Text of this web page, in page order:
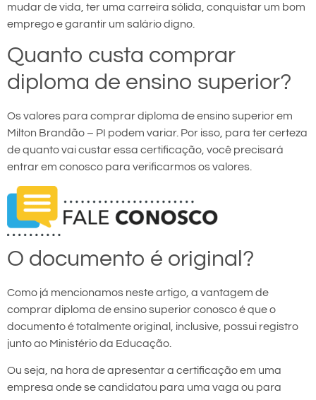
mudar de vida, ter uma carreira sólida, conquistar um bom
emprego e garantir um salário digno.
Quanto custa comprar
diploma de ensino superior?
Os valores para comprar diploma de ensino superior em
Milton Brandão – PI podem variar. Por isso, para ter certeza
de quanto vai custar essa certificação, você precisará
entrar em conosco para verificarmos os valores.
O documento é original?
Como já mencionamos neste artigo, a vantagem de
comprar diploma de ensino superior conosco é que o
documento é totalmente original, inclusive, possui registro
junto ao Ministério da Educação.
Ou seja, na hora de apresentar a certificação em uma
empresa onde se candidatou para uma vaga ou para